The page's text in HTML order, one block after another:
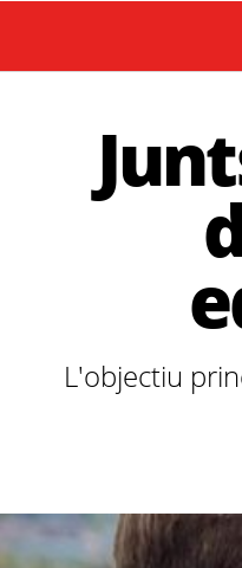
L'objectiu